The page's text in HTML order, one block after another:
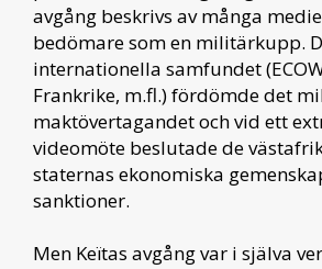
avgång beskrivs av många
bedömare som en militärkupp.
internationella samfundet
Frankrike, m.fl.) fördömde det
maktövertagandet och vid ett
videomöte beslutade de
staternas ekonomiska
sanktioner.
Men Keïtas avgång var i själva